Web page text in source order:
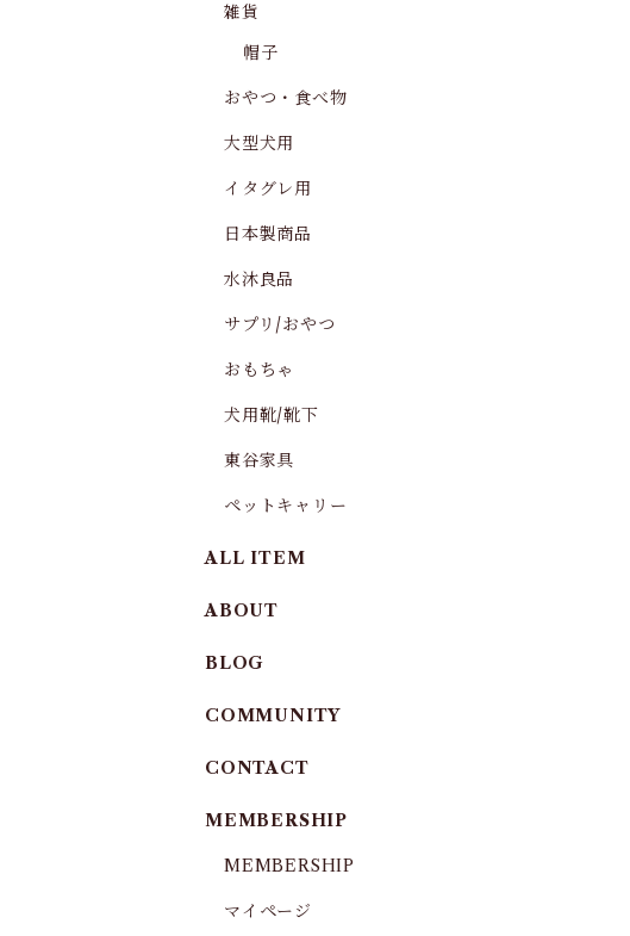
雑貨
帽子
おやつ・食べ物
大型犬用
イタグレ用
日本製商品
水沐良品
サプリ/おやつ
おもちゃ
犬用靴/靴下
東谷家具
ペットキャリー
ALL ITEM
ABOUT
BLOG
COMMUNITY
CONTACT
MEMBERSHIP
MEMBERSHIP
マイページ